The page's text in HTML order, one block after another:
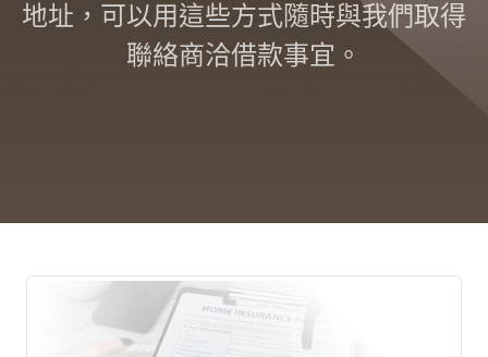
地址，可以用這些方式隨時與我們取得
聯絡商洽借款事宜。